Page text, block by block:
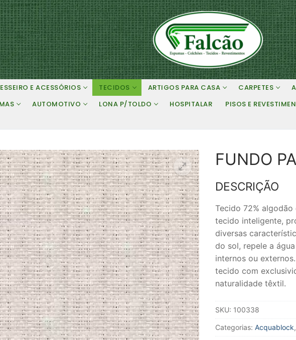
E ACESSÓRIOS TECIDOS ARTIGOS PARA CASA CARPETES
AUTOMOTIVO LONA P/TOLDO HOSPITALAR PISOS E
FUNDO
DESCRIÇÃO
Tecido 72%
tecido inteligente,
diversas
do sol, repele a
internos ou
tecido com
naturalidade têxtil.
SKU: 100338
Categorias: Acquablock,